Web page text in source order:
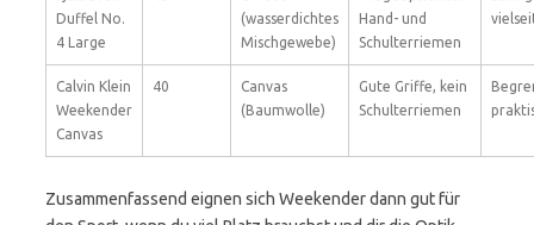
Duffel No.
4 Large
(wasserdichtes
Mischgewebe)
Hand- und
Schulterriemen
Calvin Klein
Weekender
Canvas
40
Canvas
(Baumwolle)
Gute Griffe, kein
Schulterriemen
Zusammenfassend eignen sich Weekender dann gut für